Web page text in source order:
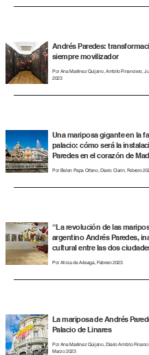
Andrés Paredes:
siempre movilizador
Por Ana Martinez Quijano, Ambito Financiero,
2023
Una mariposa gigante en la
palacio: cómo será la
Paredes en el corazón de
Por Belen Papa Orfano, Diario Clarin, Febrero
“La revolución de las
argentino Andrés Paredes,
cultural entre las dos
Por Alicia de Arteaga, Febrero 2023
La mariposa de Andrés
Palacio de Linares
Por Ana Martinez Quijano, Diario Ambito
Marzo 2023